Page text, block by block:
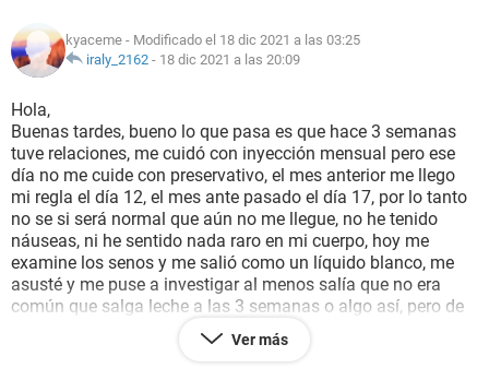
NUTRICIÓN
BIENESTAR
SEXUALIDAD
GLOSARIO
kyaceme - Modificado el 18 dic 2021 a las 03:25
iraly_2162 - 18 dic 2021 a las 20:09
Hola,
Buenas tardes, bueno lo que pasa es que hace 3 semanas
tuve relaciones, me cuidó con inyección mensual pero ese
día no me cuide con preservativo, el mes anterior me llego
mi regla el día 12, el mes ante pasado el día 17, por lo tanto
no se si será normal que aún no me llegue, no he tenido
náuseas, ni he sentido nada raro en mi cuerpo, hoy me
examine los senos y me salió como un líquido blanco, me
asusté y me puse a investigar al menos salía que no era
común que salga leche a las 3 semanas o algo así, pero de
todas formas me preocupa, no siento que mis senos hayan
cambiado o estén hinchados, nada, pero me preocupa, mi
Ver más